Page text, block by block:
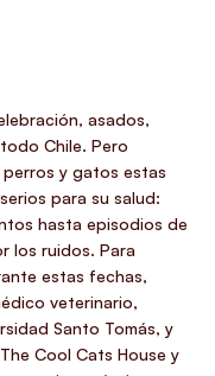
asados,
Chile. Pero
y gatos estas
para su salud:
hasta episodios de
los ruidos. Para
estas fechas,
veterinario,
Santo Tomás, y
Cool Cats House y